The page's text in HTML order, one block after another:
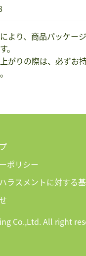
より、商品パッケー
。
がりの際は、必ずお
Co.,Ltd. All right
ポリシー
ラスメントに対する